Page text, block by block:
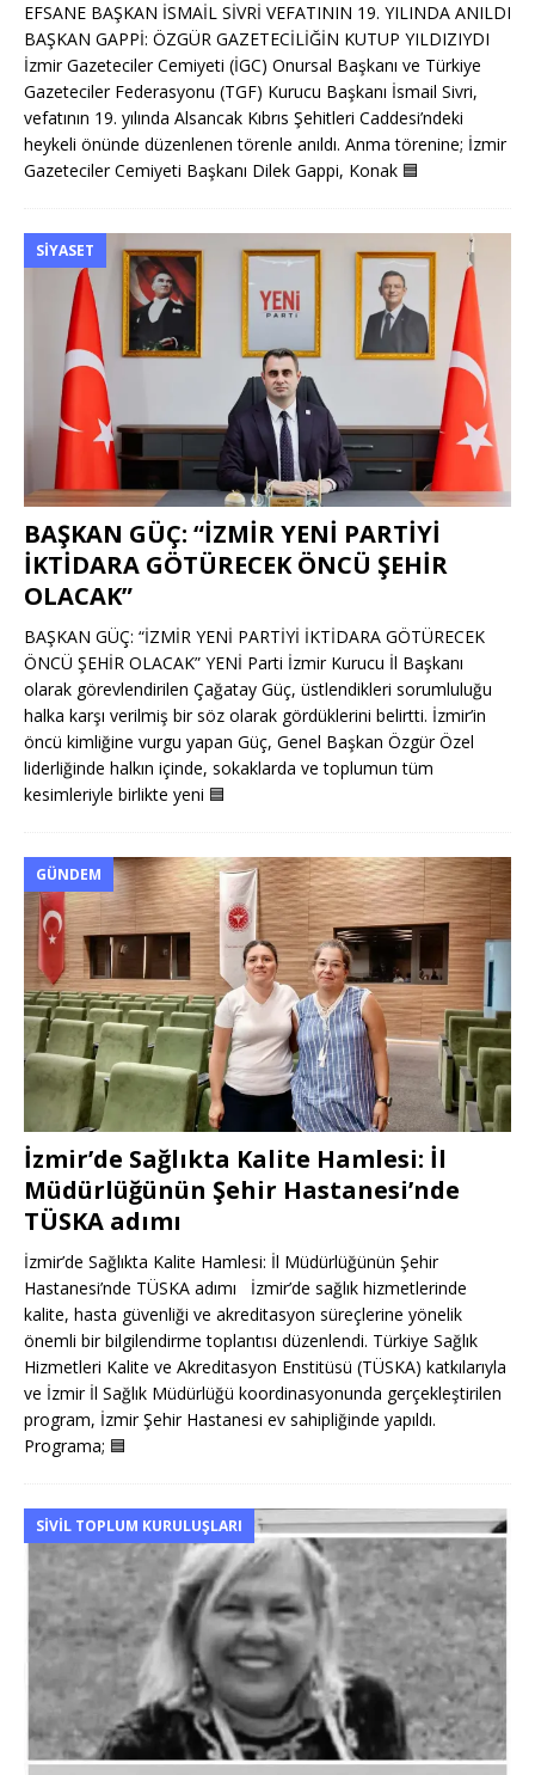
EFSANE BAŞKAN İSMAİL SİVRİ VEFATININ 19. YILINDA ANILDI
BAŞKAN GAPPİ: ÖZGÜR GAZETECİLİĞİN KUTUP YILDIZIYDI
İzmir Gazeteciler Cemiyeti (İGC) Onursal Başkanı ve Türkiye
Gazeteciler Federasyonu (TGF) Kurucu Başkanı İsmail Sivri,
vefatının 19. yılında Alsancak Kıbrıs Şehitleri Caddesi’ndeki
heykeli önünde düzenlenen törenle anıldı. Anma törenine; İzmir
Gazeteciler Cemiyeti Başkanı Dilek Gappi, Konak 🟦
SIYASET
BAŞKAN GÜÇ: “İZMİR YENİ PARTİYİ
İKTİDARA GÖTÜRECEK ÖNCÜ ŞEHİR
OLACAK”
BAŞKAN GÜÇ: “İZMİR YENİ PARTİYİ İKTİDARA GÖTÜRECEK
ÖNCÜ ŞEHİR OLACAK” YENİ Parti İzmir Kurucu İl Başkanı
olarak görevlendirilen Çağatay Güç, üstlendikleri sorumluluğu
halka karşı verilmiş bir söz olarak gördüklerini belirtti. İzmir’in
öncü kimliğine vurgu yapan Güç, Genel Başkan Özgür Özel
liderliğinde halkın içinde, sokaklarda ve toplumun tüm
kesimleriyle birlikte yeni 🟦
GÜNDEM
İzmir’de Sağlıkta Kalite Hamlesi: İl
Müdürlüğünün Şehir Hastanesi’nde
TÜSKA adımı
İzmir’de Sağlıkta Kalite Hamlesi: İl Müdürlüğünün Şehir
Hastanesi’nde TÜSKA adımı İzmir’de sağlık hizmetlerinde
kalite, hasta güvenliği ve akreditasyon süreçlerine yönelik
önemli bir bilgilendirme toplantısı düzenlendi. Türkiye Sağlık
Hizmetleri Kalite ve Akreditasyon Enstitüsü (TÜSKA) katkılarıyla
ve İzmir İl Sağlık Müdürlüğü koordinasyonunda gerçekleştirilen
program, İzmir Şehir Hastanesi ev sahipliğinde yapıldı.
Programa; 🟦
SIVIL TOPLUM KURULUŞLARI